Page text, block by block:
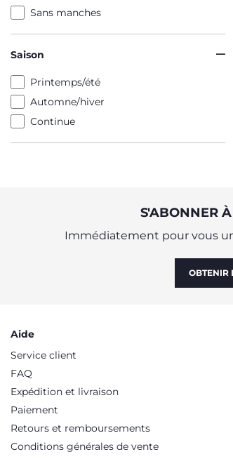
Sans manches
Saison
Printemps/été
Automne/hiver
Continue
S'ABONNER
Immédiatement pour vous
OBTENIR
Aide
Service client
FAQ
Expédition et livraison
Paiement
Retours et remboursements
Conditions générales de vente